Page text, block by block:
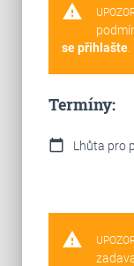
warning
se přihlašte.
Termíny:
calendar_today Lhůta pro
warning